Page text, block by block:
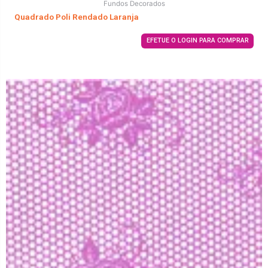
Fundos Decorados
Quadrado Poli Rendado Laranja
EFETUE O LOGIN PARA COMPRAR